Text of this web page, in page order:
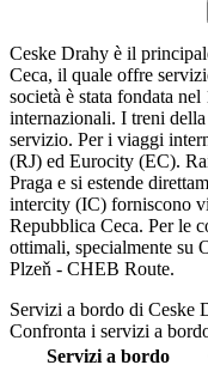
Ceske Drahy è il
Ceca, il quale offre
società è stata fondata
internazionali. I treni
servizio. Per i viaggi
(RJ) ed Eurocity (EC).
Praga e si estende
intercity (IC) forniscono
Repubblica Ceca. Per le
ottimali, specialmente su
Plzeň - CHEB Route.
Servizi a bordo di Ceske
Confronta i servizi a
Servizi a bordo